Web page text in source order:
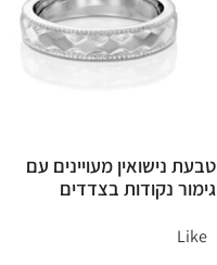
טבעת נישואין מעויינים עם
גימור נקודות בצדדים
Like